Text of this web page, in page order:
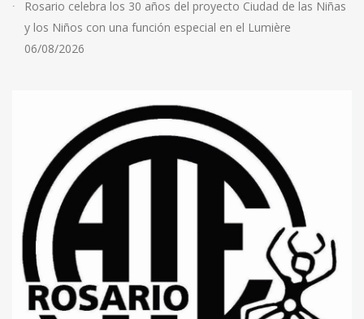
Rosario celebra los 30 años del proyecto Ciudad de las Niñas
y los Niños con una función especial en el Lumière
06/08/2026